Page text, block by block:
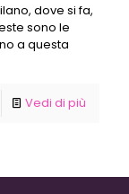
dove si fa,
sono le
a questa
Vedi di più